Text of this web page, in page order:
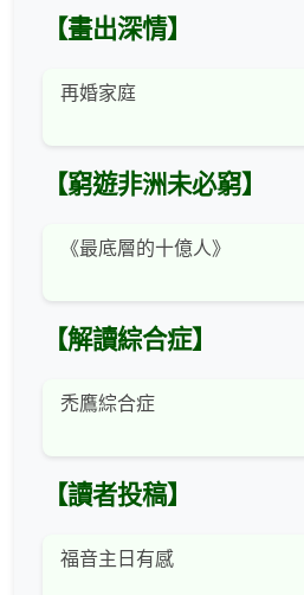
【畫出深情】
再婚家庭
【窮遊非洲未必窮】
《最底層的十億人》
【解讀綜合症】
禿鷹綜合症
【讀者投稿】
福音主日有感